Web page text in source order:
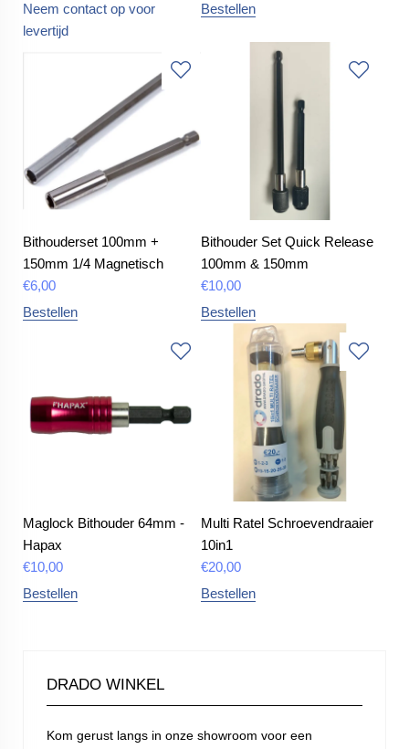
Neem contact op voor
levertijd
Bestellen
Bithouderset 100mm +
150mm 1/4 Magnetisch
€6,00
Bestellen
Bithouder Set Quick Release
100mm & 150mm
€10,00
Bestellen
Maglock Bithouder 64mm -
Hapax
€10,00
Bestellen
Multi Ratel Schroevendraaier
10in1
€20,00
Bestellen
DRADO WINKEL
Kom gerust langs in onze showroom voor een